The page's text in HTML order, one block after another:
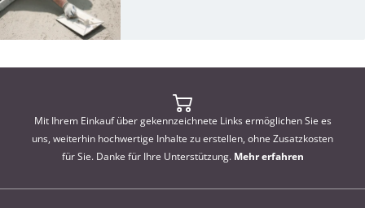
Mit Ihrem Einkauf über gekennzeichnete Links ermöglichen Sie es
uns, weiterhin hochwertige Inhalte zu erstellen, ohne Zusatzkosten
für Sie. Danke für Ihre Unterstützung. Mehr erfahren